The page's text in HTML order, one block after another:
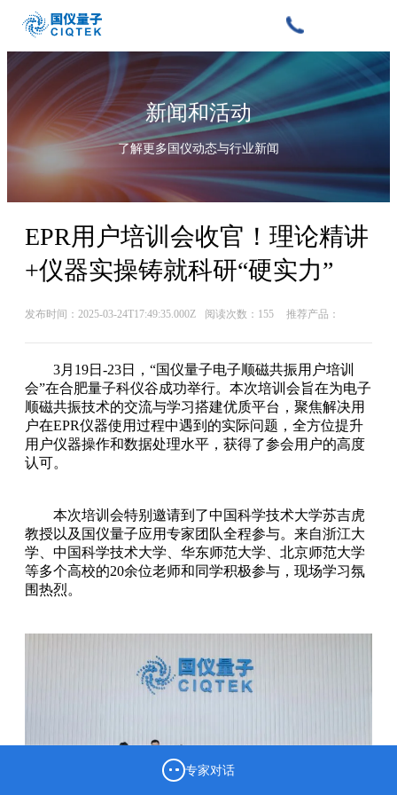
新闻和活动
了解更多国仪动态与行业新闻
EPR用户培训会收官！理论精讲
+仪器实操铸就科研“硬实力”
发布时间：2025-03-24T17:49:35.000Z 阅读次数：155 推荐产品：
3月19日-23日，“国仪量子电子顺磁共振用户培训
会”在合肥量子科仪谷成功举行。本次培训会旨在为电子
顺磁共振技术的交流与学习搭建优质平台，聚焦解决用
户在EPR仪器使用过程中遇到的实际问题，全方位提升
用户仪器操作和数据处理水平，获得了参会用户的高度
认可。
本次培训会特别邀请到了中国科学技术大学苏吉虎
教授以及国仪量子应用专家团队全程参与。来自浙江大
学、中国科学技术大学、华东师范大学、北京师范大学
等多个高校的20余位老师和同学积极参与，现场学习氛
围热烈。
专家对话